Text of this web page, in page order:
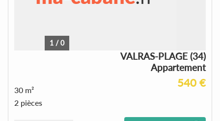
1 /0
VALRAS-PLAGE (34)
Appartement
540 €
30 m²
2 pièces